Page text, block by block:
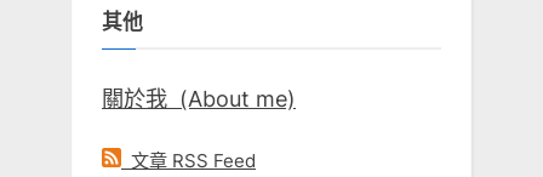
字:
其他
關於我 (About me)
文章 RSS Feed